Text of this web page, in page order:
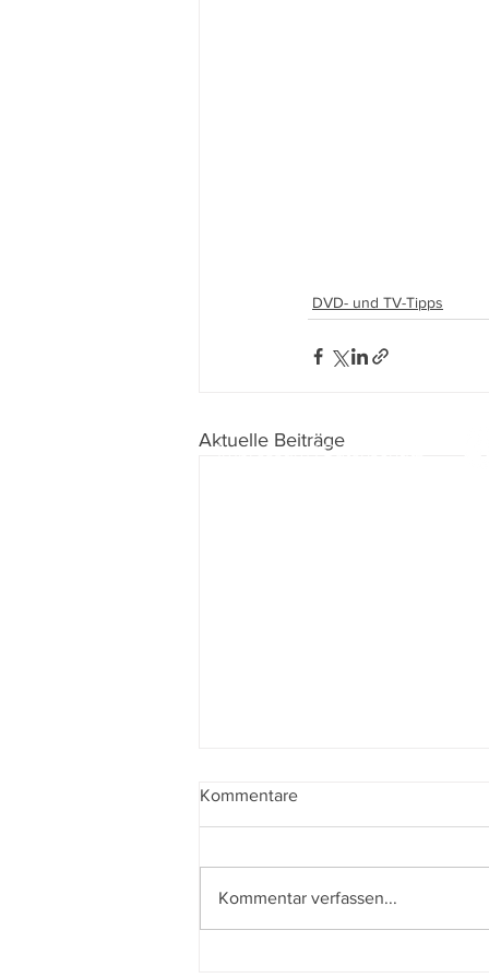
DVD- und TV-Tipps
Aktuelle Beiträge
Kommentare
Kommentar verfassen...
Impressum IDatenschutz